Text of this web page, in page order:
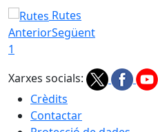
Rutes
AnteriorSegüent
1
Xarxes socials:
Crèdits
Contactar